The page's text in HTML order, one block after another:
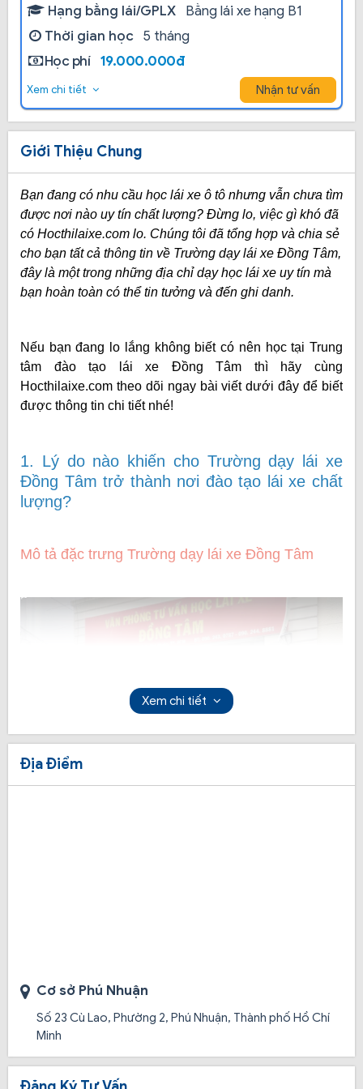
Hạng bằng lái/GPLX
Bằng lái xe hạng B1
Thời gian học 5 tháng
Học phí
19.000.000đ
Xem chi tiết Nhận tư vấn
Giới Thiệu Chung
Bạn đang có nhu cầu học lái xe ô tô nhưng vẫn chưa tìm
được nơi nào uy tín chất lượng? Đừng lo, việc gì khó đã
có Hocthilaixe.com lo. Chúng tôi đã tổng hợp và chia sẻ
cho bạn tất cả thông tin về Trường dạy lái xe Đồng Tâm,
đây là một trong những địa chỉ dạy học lái xe uy tín mà
bạn hoàn toàn có thể tin tưởng và đến ghi danh.
Nếu bạn đang lo lắng không biết có nên học tại Trung
tâm đào tạo lái xe Đồng Tâm thì hãy cùng
Hocthilaixe.com theo dõi ngay bài viết dưới đây để biết
được thông tin chi tiết nhé!
1. Lý do nào khiến cho Trường dạy lái xe
Đồng Tâm trở thành nơi đào tạo lái xe chất
lượng?
Mô tả đặc trưng Trường dạy lái xe Đồng Tâm
Ưu điểm ấn tượng của học viên đối với Đồng
Tâm
Nhân viên tư vấn thân thiện, nhiệt tình:
Xem chi tiết
Địa Điểm
Cơ sở Phú Nhuận
Số 23 Cù Lao, Phường 2, Phú Nhuận, Thành phố Hồ Chí
Minh